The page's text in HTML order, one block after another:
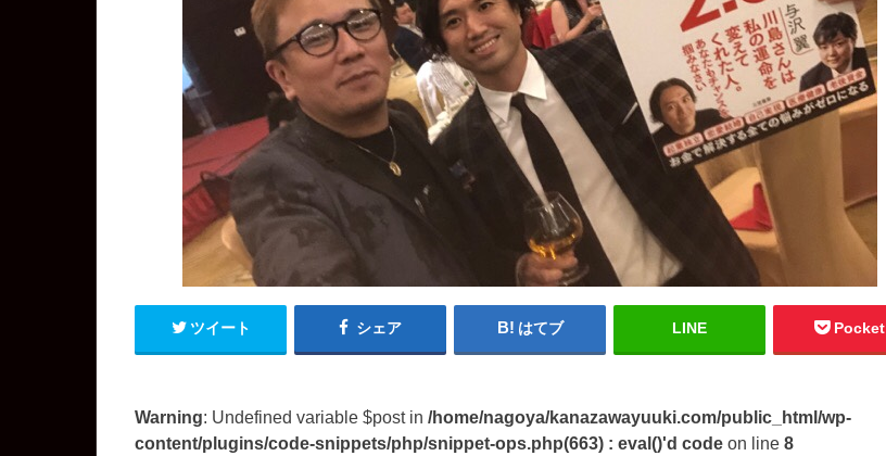
ツイート シェア はてブ LINE Pocket
Warning: Undefined variable $post in /home/nagoya/kanazawayuuki.com/public_html/wp-
content/plugins/code-snippets/php/snippet-ops.php(663) : eval()'d code on line 8